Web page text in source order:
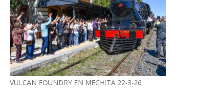
VULCAN FOUNDRY EN MECHITA 22-3-26